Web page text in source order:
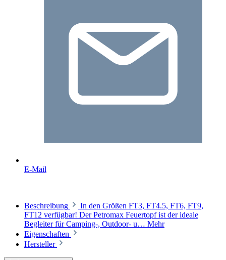
E-Mail
Beschreibung
In den Größen FT3, FT4.5, FT6, FT9,
FT12 verfügbar! Der Petromax Feuertopf ist der ideale
Begleiter für Camping-, Outdoor- u… Mehr
Eigenschaften
Hersteller